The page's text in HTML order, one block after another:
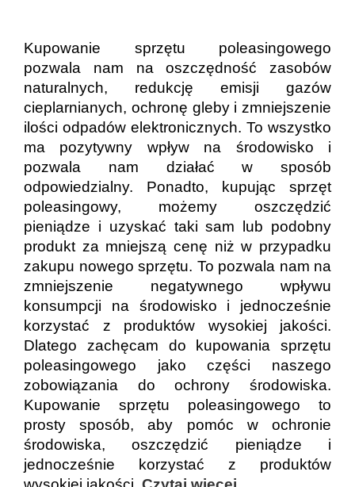
Kupowanie sprzętu poleasingowego
pozwala nam na oszczędność zasobów
naturalnych, redukcję emisji gazów
cieplarnianych, ochronę gleby i zmniejszenie
ilości odpadów elektronicznych. To wszystko
ma pozytywny wpływ na środowisko i
pozwala nam działać w sposób
odpowiedzialny. Ponadto, kupując sprzęt
poleasingowy, możemy oszczędzić
pieniądze i uzyskać taki sam lub podobny
produkt za mniejszą cenę niż w przypadku
zakupu nowego sprzętu. To pozwala nam na
zmniejszenie negatywnego wpływu
konsumpcji na środowisko i jednocześnie
korzystać z produktów wysokiej jakości.
Dlatego zachęcam do kupowania sprzętu
poleasingowego jako części naszego
zobowiązania do ochrony środowiska.
Kupowanie sprzętu poleasingowego to
prosty sposób, aby pomóc w ochronie
środowiska, oszczędzić pieniądze i
jednocześnie korzystać z produktów